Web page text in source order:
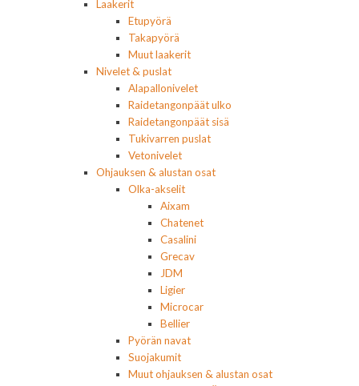
Laakerit
Etupyörä
Takapyörä
Muut laakerit
Nivelet & puslat
Alapallonivelet
Raidetangonpäät ulko
Raidetangonpäät sisä
Tukivarren puslat
Vetonivelet
Ohjauksen & alustan osat
Olka-akselit
Aixam
Chatenet
Casalini
Grecav
JDM
Ligier
Microcar
Bellier
Pyörän navat
Suojakumit
Muut ohjauksen & alustan osat